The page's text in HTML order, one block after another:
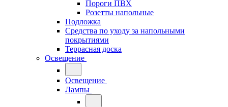
Пороги ПВХ
Розетты напольные
Подложка
Средства по уходу за напольными
покрытиями
Террасная доска
Освещение
Освещение
Лампы